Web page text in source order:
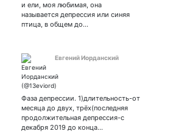
и ели, моя любимая, она
называется депрессия или синяя
птица, в общем до…
Евгений Иорданский
Фаза депрессии. 1)длительность-от
месяца до двух, трёх(последняя
продолжительная депрессия-с
декабря 2019 до конца…